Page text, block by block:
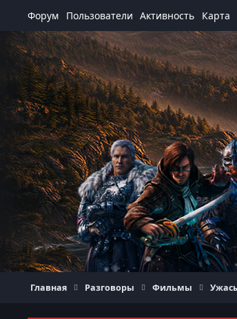
Форум Пользователи Активность Карта
Главная Разговоры Фильмы